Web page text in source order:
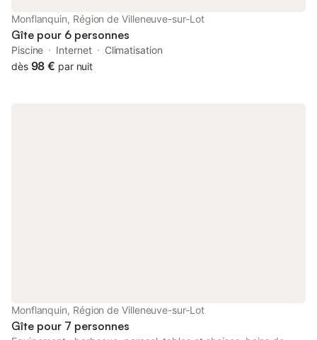
Monflanquin, Région de Villeneuve-sur-Lot
Gîte pour 6 personnes
Piscine Internet
Climatisation
dès 98 € par nuit
Monflanquin, Région de Villeneuve-sur-Lot
Gîte pour 7 personnes